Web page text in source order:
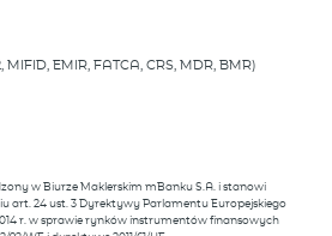
EMIR, FATCA, CRS, MDR, BMR)
w Biurze Maklerskim mBanku S.A. i stanowi
art. 24 ust. 3 Dyrektywy Parlamentu Europejskiego
r. w sprawie rynków instrumentów finansowych